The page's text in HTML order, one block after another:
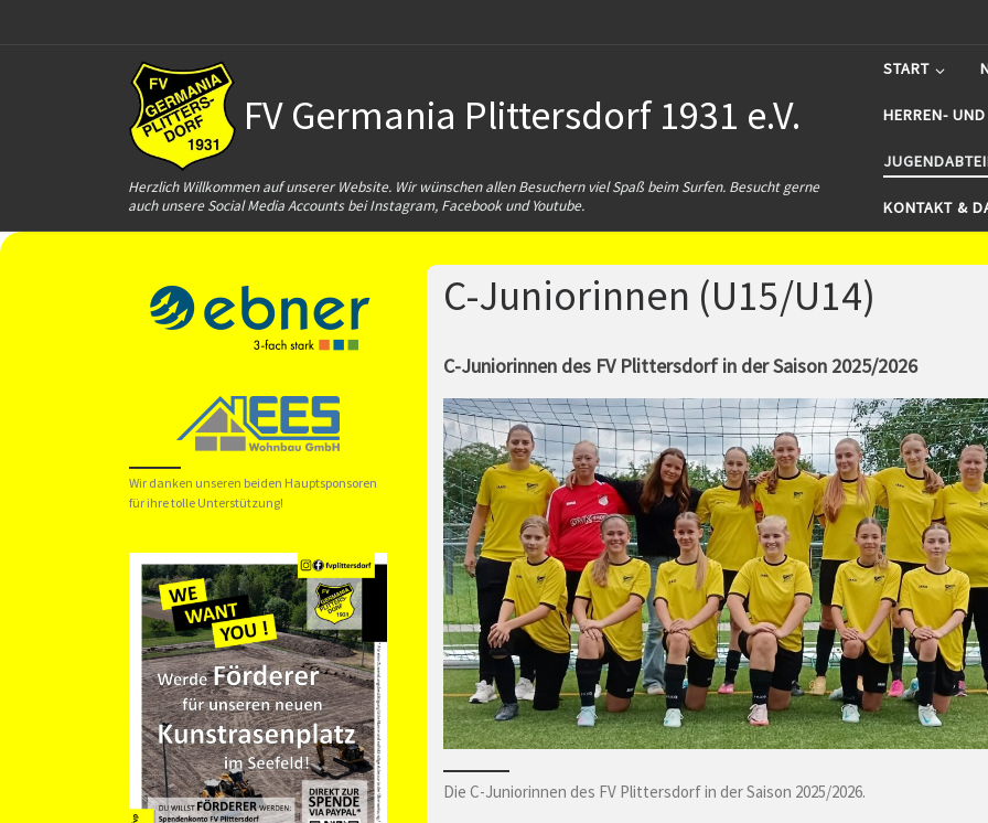
FV Germania Plittersdorf 1931 e.V.
Herzlich Willkommen auf unserer Website. Wir wünschen allen Besuchern viel Spaß beim Surfen. Besucht gerne
auch unsere Social Media Accounts bei Instagram, Facebook und Youtube.
START
HERREN-
KONTAKT &
C-Juniorinnen (U15/U14)
C-Juniorinnen des FV Plittersdorf in der Saison 2025/2026
Die C-Juniorinnen des FV Plittersdorf in der Saison 2025/2026.
Wir danken unseren beiden Hauptsponsoren
für ihre tolle Unterstützung!